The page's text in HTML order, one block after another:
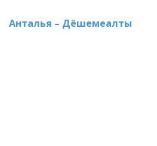
Анталья – Дёшемеалты